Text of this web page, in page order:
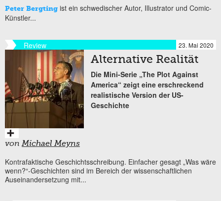
Peter Bergting ist ein schwedischer Autor, Illustrator und Comic-
Künstler...
Review 23. Mai 2020
Alternative Realität
Die Mini-Serie „The Plot Against
America“ zeigt eine erschreckend
realistische Version der US-
Geschichte
vonMichael Meyns
Kontrafaktische Geschichtsschreibung. Einfacher gesagt „Was wäre
wenn?“-Geschichten sind im Bereich der wissenschaftlichen
Auseinandersetzung mit...